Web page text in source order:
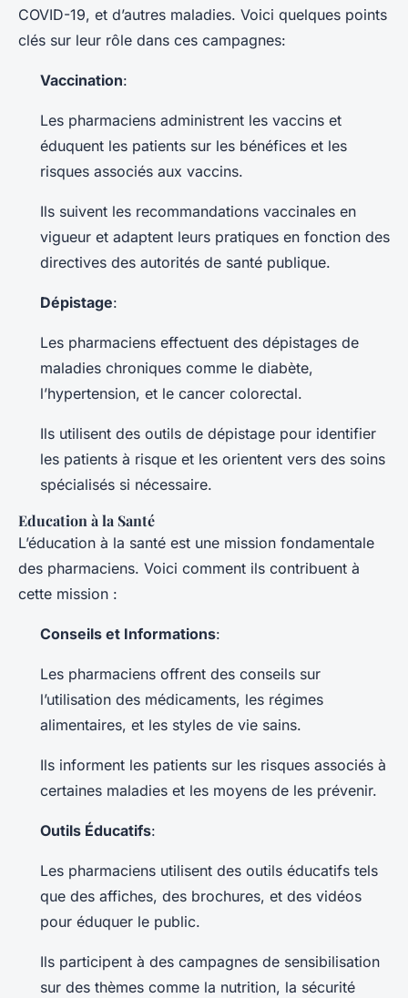
COVID-19, et d’autres maladies. Voici quelques points
clés sur leur rôle dans ces campagnes:
Vaccination:
Les pharmaciens administrent les vaccins et
éduquent les patients sur les bénéfices et les
risques associés aux vaccins.
Ils suivent les recommandations vaccinales en
vigueur et adaptent leurs pratiques en fonction des
directives des autorités de santé publique.
Dépistage:
Les pharmaciens effectuent des dépistages de
maladies chroniques comme le diabète,
l’hypertension, et le cancer colorectal.
Ils utilisent des outils de dépistage pour identifier
les patients à risque et les orientent vers des soins
spécialisés si nécessaire.
Education à la Santé
L’éducation à la santé est une mission fondamentale
des pharmaciens. Voici comment ils contribuent à
cette mission :
Conseils et Informations:
Les pharmaciens offrent des conseils sur
l’utilisation des médicaments, les régimes
alimentaires, et les styles de vie sains.
Ils informent les patients sur les risques associés à
certaines maladies et les moyens de les prévenir.
Outils Éducatifs:
Les pharmaciens utilisent des outils éducatifs tels
que des affiches, des brochures, et des vidéos
pour éduquer le public.
Ils participent à des campagnes de sensibilisation
sur des thèmes comme la nutrition, la sécurité